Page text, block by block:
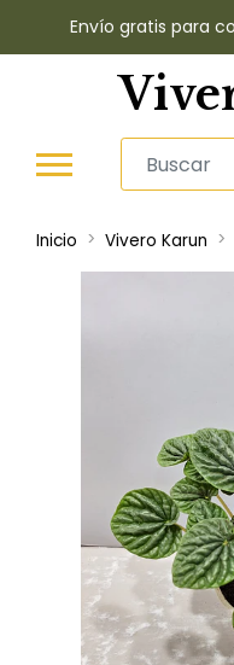
Envío gratis para
Inicio Vivero Karun